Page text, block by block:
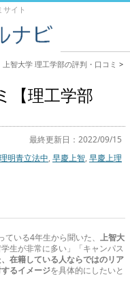
イト
上智大学 理工学部の評判・口コミ >
【理工学部
最終更新日：2022/09/15
明青立法中,早慶上智,早慶上理
いる4年生から聞いた、 上智大
生が非常に多い」「キャンパス
在籍している人ならではのリア
るイメージを具体的にしたいと